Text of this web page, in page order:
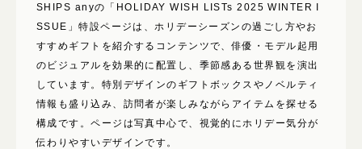
SHIPS anyの「HOLIDAY WISH LISTs 2025 WINTER I
SSUE」特設ページは、ホリデーシーズンの過ごし方やお
すすめギフトを紹介するコンテンツで、俳優・モデル起用
のビジュアルを効果的に配置し、季節感ある世界観を演出
しています。特別デザインのギフトボックスやノベルティ
情報も盛り込み、訪問者が楽しみながらアイテムを探せる
構成です。ページは写真中心で、視覚的にホリデー気分が
伝わりやすいデザインです。
動画･映像
使いたい表現
モバイルファースト
写真が動く
イラストが動く